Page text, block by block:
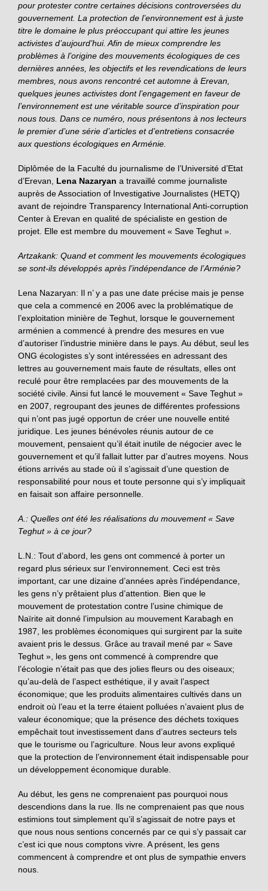
pour protester contre certaines décisions controversées du
gouvernement. La protection de l’environnement est à juste
titre le domaine le plus préoccupant qui attire les jeunes
activistes d’aujourd’hui. Afin de mieux comprendre les
problèmes à l’origine des mouvements écologiques de ces
dernières années, les objectifs et les revendications de leurs
membres, nous avons rencontré cet automne à Erevan,
quelques jeunes activistes dont l’engagement en faveur de
l’environnement est une véritable source d’inspiration pour
nous tous. Dans ce numéro, nous présentons à nos lecteurs
le premier d’une série d’articles et d’entretiens consacrée
aux questions écologiques en Arménie.
Diplômée de la Faculté du journalisme de l’Université d’Etat
d’Erevan, Lena Nazaryan a travaillé comme journaliste
auprès de Association of Investigative Journalistes (HETQ)
avant de rejoindre Transparency International Anti-corruption
Center à Erevan en qualité de spécialiste en gestion de
projet. Elle est membre du mouvement « Save Teghut ».
Artzakank: Quand et comment les mouvements écologiques
se sont-ils développés après l’indépendance de l’Arménie?
Lena Nazaryan: Il n’ y a pas une date précise mais je pense
que cela a commencé en 2006 avec la problématique de
l’exploitation minière de Teghut, lorsque le gouvernement
arménien a commencé à prendre des mesures en vue
d’autoriser l’industrie minière dans le pays. Au début, seul les
ONG écologistes s’y sont intéressées en adressant des
lettres au gouvernement mais faute de résultats, elles ont
reculé pour être remplacées par des mouvements de la
société civile. Ainsi fut lancé le mouvement « Save Teghut »
en 2007, regroupant des jeunes de différentes professions
qui n’ont pas jugé opportun de créer une nouvelle entité
juridique. Les jeunes bénévoles réunis autour de ce
mouvement, pensaient qu’il était inutile de négocier avec le
gouvernement et qu’il fallait lutter par d’autres moyens. Nous
étions arrivés au stade où il s’agissait d’une question de
responsabilité pour nous et toute personne qui s’y impliquait
en faisait son affaire personnelle.
A.: Quelles ont été les réalisations du mouvement « Save
Teghut » à ce jour?
L.N.: Tout d’abord, les gens ont commencé à porter un
regard plus sérieux sur l’environnement. Ceci est très
important, car une dizaine d’années après l’indépendance,
les gens n’y prêtaient plus d’attention. Bien que le
mouvement de protestation contre l’usine chimique de
Naïrite ait donné l’impulsion au mouvement Karabagh en
1987, les problèmes économiques qui surgirent par la suite
avaient pris le dessus. Grâce au travail mené par « Save
Teghut », les gens ont commencé à comprendre que
l’écologie n’était pas que des jolies fleurs ou des oiseaux;
qu’au-delà de l’aspect esthétique, il y avait l’aspect
économique; que les produits alimentaires cultivés dans un
endroit où l’eau et la terre étaient polluées n’avaient plus de
valeur économique; que la présence des déchets toxiques
empêchait tout investissement dans d’autres secteurs tels
que le tourisme ou l’agriculture. Nous leur avons expliqué
que la protection de l’environnement était indispensable pour
un développement économique durable.
Au début, les gens ne comprenaient pas pourquoi nous
descendions dans la rue. Ils ne comprenaient pas que nous
estimions tout simplement qu’il s’agissait de notre pays et
que nous nous sentions concernés par ce qui s’y passait car
c’est ici que nous comptons vivre. A présent, les gens
commencent à comprendre et ont plus de sympathie envers
nous.